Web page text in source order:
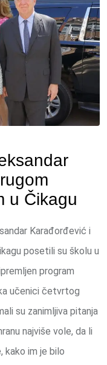
u Čikagu
Karađorđević i
posetili su školu u
program
učenici četvrtog
su zanimljiva pitanja
najviše vole, da li
kako im je bilo